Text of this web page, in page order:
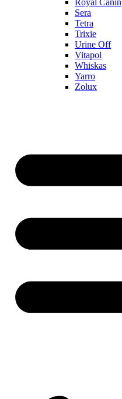
Royal Canin
Sera
Tetra
Trixie
Urine Off
Vitapol
Whiskas
Yarro
Zolux